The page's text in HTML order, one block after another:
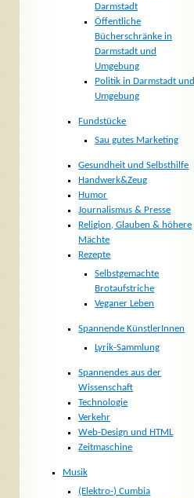
Darmstadt
Öffentliche
Bücherschränke in
Darmstadt und
Umgebung
Politik in Darmstadt und
Umgebung
Fundstücke
Sau gutes Marketing
Gesundheit und Selbsthilfe
Handwerk&Zeug
Humor
Journalismus & Presse
Religion, Glauben & höhere
Mächte
Rezepte
Selbstgemachte
Brotaufstriche
Veganer Leben
Spannende KünstlerInnen
Lyrik-Sammlung
Spannendes aus der
Wissenschaft
Technologie
Verkehr
Web-Design und HTML
Zeitmaschine
Musik
(Elektro-) Cumbia